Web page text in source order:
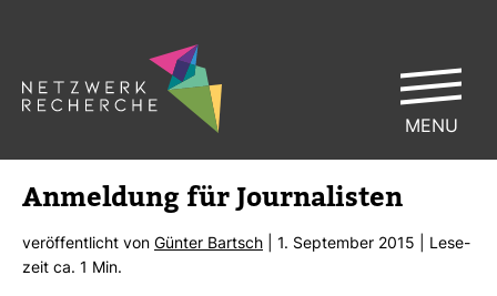
Anmel­dung für Jour­na­listen
ver­öf­fent­licht von Günter Bartsch | 1. Sep­tember 2015 | Lese­
zeit ca. 1 Min.
MENU